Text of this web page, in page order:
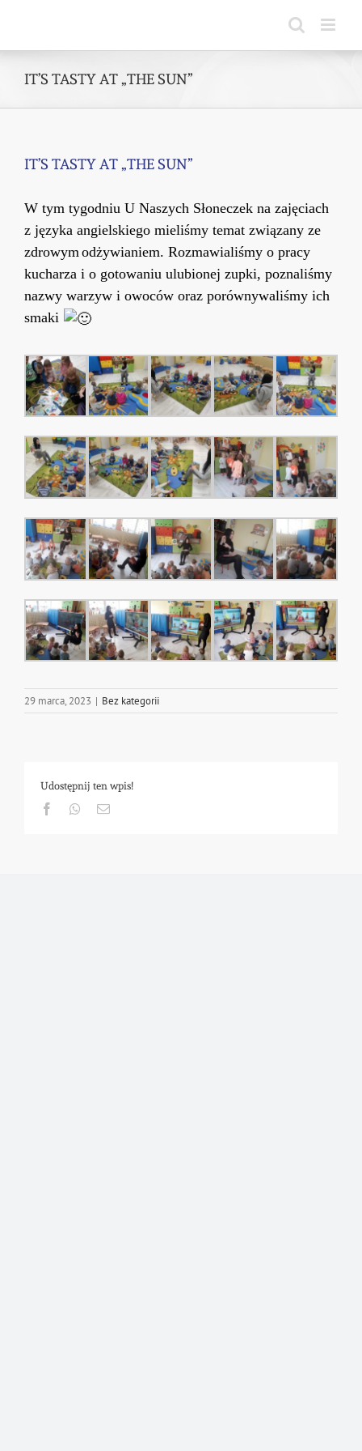
IT’S TASTY AT „THE SUN”
IT’S TASTY AT „THE SUN”
W tym tygodniu U Naszych Słoneczek na zajęciach
z języka angielskiego mieliśmy temat związany ze
zdrowymodżywianiem. Rozmawialiśmy o pracy
kucharza i o gotowaniu ulubionej zupki, poznaliśmy
nazwy warzyw i owoców oraz porównywaliśmy ich
smaki
29 marca, 2023 | Bez kategorii
Udostępnij ten wpis!
FacebookWhatsapp
Email